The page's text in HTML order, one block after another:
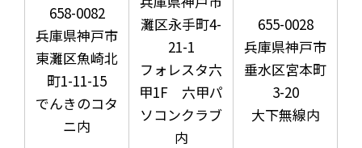
658-0082
兵庫県神戸市
東灘区魚崎北
町1-11-15
でんきのコタ
ニ内
灘区永手町4-
21-1
フォレスタ六
甲1F 六甲パ
ソコンクラブ
内
655-0028
兵庫県神戸市
垂水区宮本町
3-20
大下無線内